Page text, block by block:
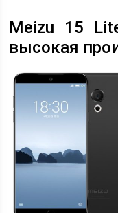
Meizu 15
высокая